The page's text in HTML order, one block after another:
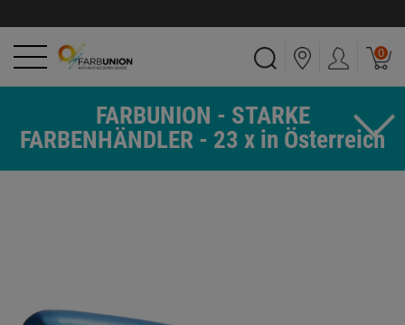
0
FARBUNION - STARKE
FARBENHÄNDLER - 23 x in Österreich